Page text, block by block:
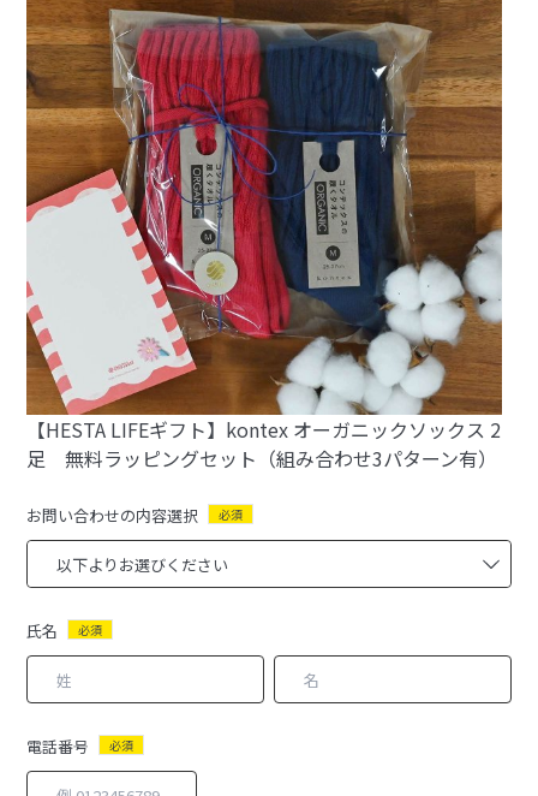
【HESTA LIFEギフト】kontex オーガニックソックス 2
足 無料ラッピングセット（組み合わせ3パターン有）
お問い合わせの内容選択 必須
氏名 必須
電話番号 必須